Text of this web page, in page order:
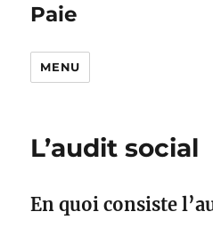
Paie
MENU
L’audit social
En quoi consiste